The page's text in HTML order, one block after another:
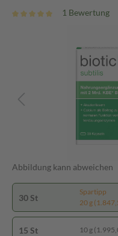
1 Bewertung
Abbildung kann abweichen
30 St
Spartipp
20 g
15 St 10 g